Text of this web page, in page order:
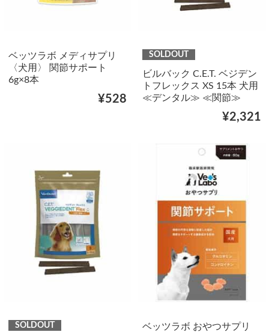
ベッツラボ メディサプリ
〈犬用〉 関節サポート
6g×8本
¥528
SOLDOUT
ビルバック C.E.T. ベジデン
トフレックス XS 15本 犬用
≪デンタル≫ ≪関節≫
¥2,321
SOLDOUT
ベッツラボ おやつサプリ